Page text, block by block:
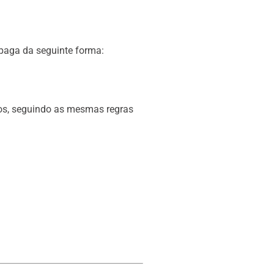
da seguinte forma:
seguindo as mesmas regras